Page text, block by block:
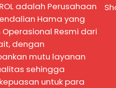
adalah Perusahaan
Hama yang
Operasional Resmi dari
dengan
mutu layanan
sehingga
untuk para